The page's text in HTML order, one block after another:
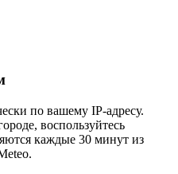
по вашему IP-адресу.
воспользуйтесь
каждые 30 минут из